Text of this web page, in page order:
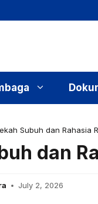
Subuh dan Rahasia
dan
July 2, 2026